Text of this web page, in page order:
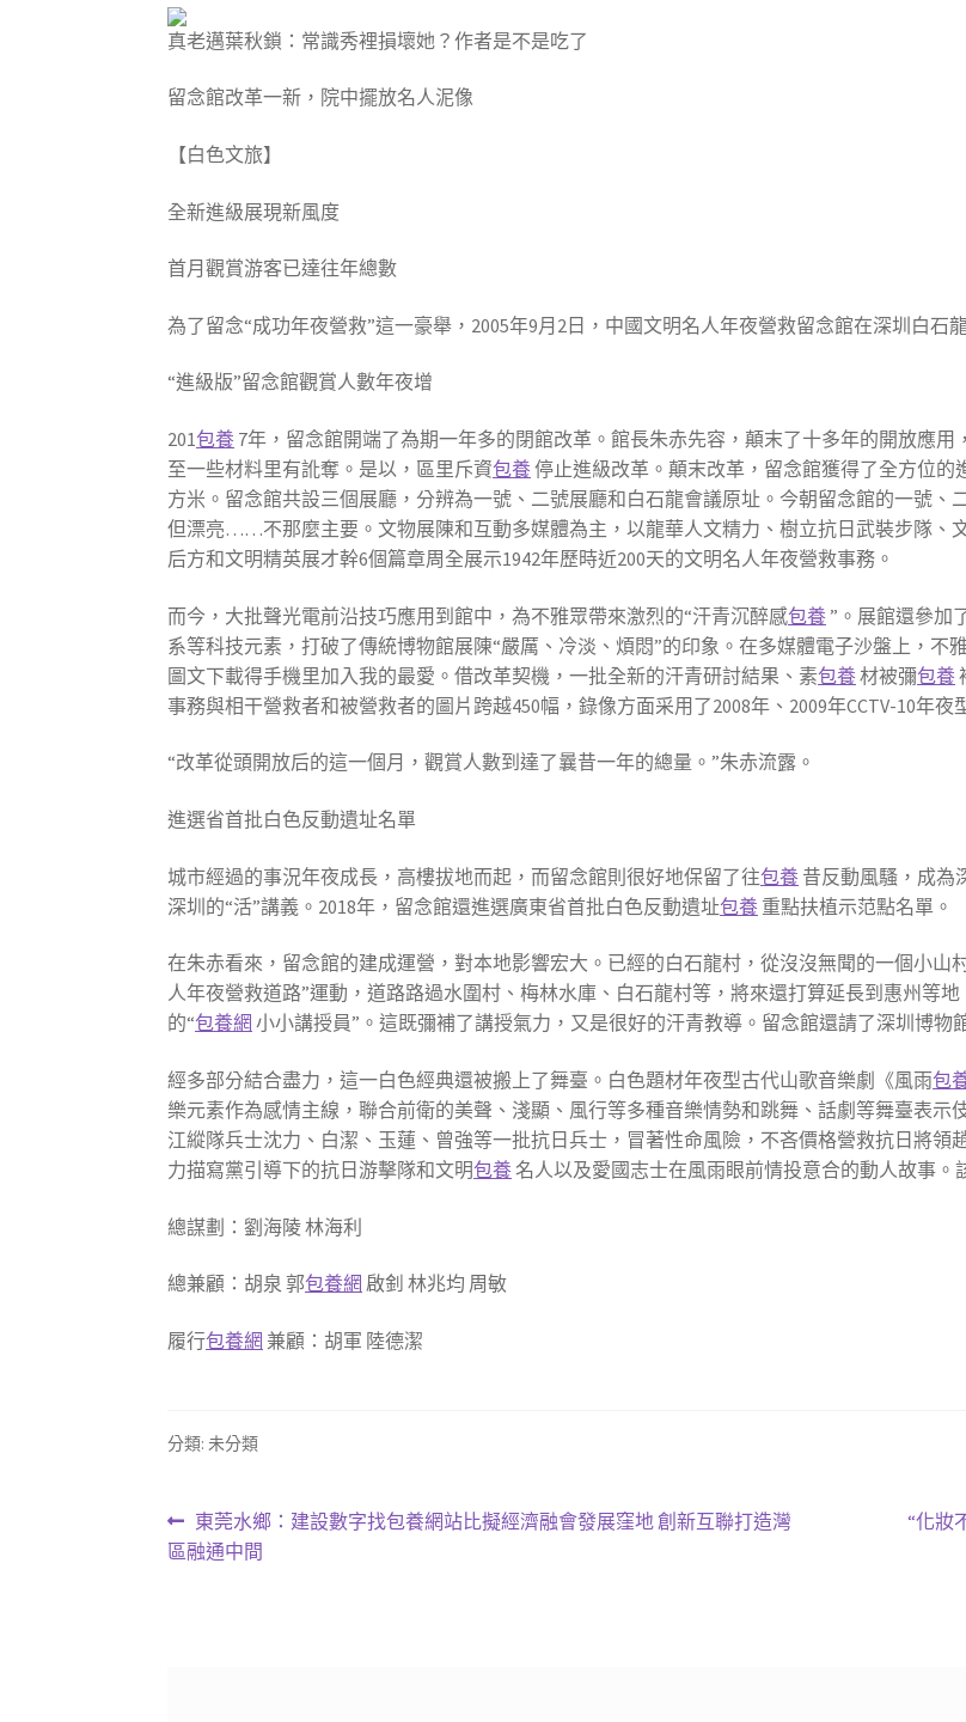
真老邁葉秋鎖：常識秀裡損壞她？作者是不是吃了
留念館改革一新，院中擺放名人泥像
【白色文旅】
全新進級展現新風度
首月觀賞游客已達往年總數
為了留念“成功年夜營救”這一豪舉，2005年9月2日，中國文明名人年夜營救留念館在深圳白石
“進級版”留念館觀賞人數年夜增
201包養 7年，留念館開端了為期一年多的閉館改革。館長朱赤先容，顛末了十多年的開放應
至一些材料里有訛奪。是以，區里斥資包養停止進級改革。顛末改革，留念館獲得了全方位的
方米。留念館共設三個展廳，分辨為一號、二號展廳和白石龍會議原址。今朝留念館的一號、
但漂亮……不那麼主要。文物展陳和互動多媒體為主，以龍華人文精力、樹立抗日武裝步隊、
后方和文明精英展才幹6個篇章周全展示1942年歷時近200天的文明名人年夜營救事務。
而今，大批聲光電前沿技巧應用到館中，為不雅眾帶來激烈的“汗青沉醉感包養”。展館還參加
系等科技元素，打破了傳統博物館展陳“嚴厲、冷淡、煩悶”的印象。在多媒體電子沙盤上，
圖文下載得手機里加入我的最愛。借改革契機，一批全新的汗青研討結果、素包養材被彌包養
事務與相干營救者和被營救者的圖片跨越450幅，錄像方面采用了2008年、2009年CCTV-10年夜
“改革從頭開放后的這一個月，觀賞人數到達了曩昔一年的總量。”朱赤流露。
進選省首批白色反動遺址名單
城市經過的事況年夜成長，高樓拔地而起，而留念館則很好地保留了往包養 昔反動風騷，成為
深圳的“活”講義。2018年，留念館還進選廣東省首批白色反動遺址包養 重點扶植示范點名單。
在朱赤看來，留念館的建成運營，對本地影響宏大。已經的白石龍村，從沒沒無聞的一個小山
人年夜營救道路”運動，道路路過水圍村、梅林水庫、白石龍村等，將來還打算延長到惠州等
的“包養網 小小講授員”。這既彌補了講授氣力，又是很好的汗青教導。留念館還請了深圳博物
經多部分結合盡力，這一白色經典還被搬上了舞臺。白色題材年夜型古代山歌音樂劇《風雨包
樂元素作為感情主線，聯合前衛的美聲、淺顯、風行等多種音樂情勢和跳舞、話劇等舞臺表
江縱隊兵士沈力、白潔、玉蓮、曾強等一批抗日兵士，冒著性命風險，不吝價格營救抗日將
力描寫黨引導下的抗日游擊隊和文明包養名人以及愛國志士在風雨眼前情投意合的動人故事。
總謀劃：劉海陵 林海利
總兼顧：胡泉 郭包養網 啟釗 林兆均 周敏
履行包養網 兼顧：胡軍 陸德潔
分類: 未分類
文
章
上
一
東莞水鄉：建設數字找包養網站比擬經濟融會發展窪地 創新互聯打造灣
區融通中間
下
“化妝